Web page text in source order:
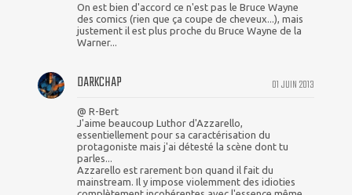
On est bien d'accord ce n'est pas le Bruce Wayne
des comics (rien que ça coupe de cheveux...), mais
justement il est plus proche du Bruce Wayne de la
Warner...
01 JUIN 2013
DARKCHAP
@ R-Bert
J'aime beaucoup Luthor d'Azzarello,
essentiellement pour sa caractérisation du
protagoniste mais j'ai détesté la scène dont tu
parles...
Azzarello est rarement bon quand il fait du
mainstream. Il y impose violemment des idioties